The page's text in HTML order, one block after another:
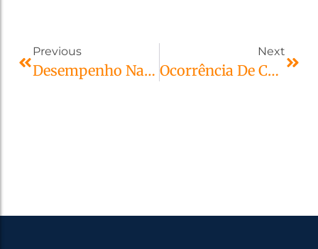
Previous
Desempenho Nas Edificações.
Next
Ocorrência De Colapso Em Marquises.